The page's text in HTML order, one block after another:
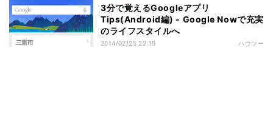
3分で覚えるGoogleアプリ
Tips(Android編) - Google Nowで充実
のライフスタイルへ
2014/02/25 22:15 ハウツー